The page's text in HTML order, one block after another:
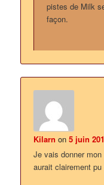
pistes de Milk
façon.
Kilarn on5 juin
Je vais donner
aurait clairement